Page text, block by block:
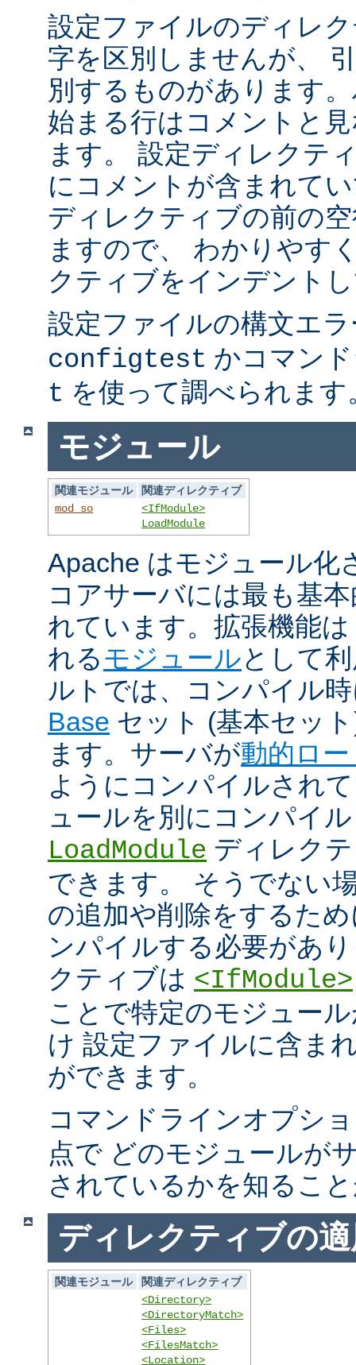
設定ファイルのディレ
字を区別しませんが、
別するものがあります
始まる行はコメントと
ます。 設定ディレクテ
にコメントが含まれて
ディレクティブの前の
ますので、 わかりやす
クティブをインデント
設定ファイルの構文エ
configtest かコマン
t を使って調べられます
モジュール
関連モジュール
関連ディレクティブ
mod_so
<IfModule>
LoadModule
Apache はモジュール化
コアサーバには最も基
れています。拡張機能
れるモジュールとして
ルトでは、コンパイル
Base セット (基本セッ
ます。サーバが動的ロ
ようにコンパイルされ
ュールを別にコンパイ
LoadModule ディレク
できます。 そうでない
の追加や削除をするた
ンパイルする必要があ
クティブは <IfModule>
ことで特定のモジュー
け 設定ファイルに含ま
ができます。
コマンドラインオプシ
点で どのモジュールが
されているかを知るこ
ディレクティブの
関連モジュール
関連ディレクティブ
<Directory>
<DirectoryMatch>
<Files>
<FilesMatch>
<Location>